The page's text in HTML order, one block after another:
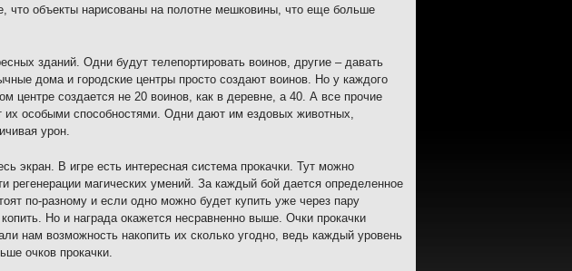
что объекты нарисованы на полотне мешковины, что еще больше
зданий. Одни будут телепортировать воинов, другие – давать
дома и городские центры просто создают воинов. Но у каждого
центре создается не 20 воинов, как в деревне, а 40. А все прочие
их особыми способностями. Одни дают им ездовых животных,
урон.
экран. В игре есть интересная система прокачки. Тут можно
регенерации магических умений. За каждый бой дается определенное
по-разному и если одно можно будет купить уже через пару
Но и награда окажется несравненно выше. Очки прокачки
нам возможность накопить их сколько угодно, ведь каждый уровень
очков прокачки.